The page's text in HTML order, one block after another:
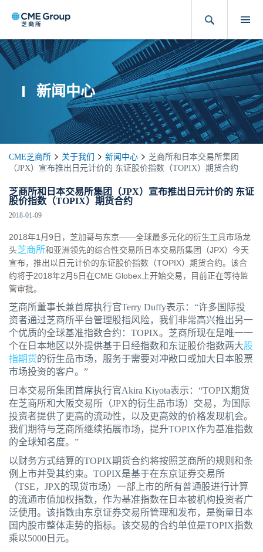
新闻中心
CME芝商所 关于我们 新闻中心
芝商所和日本交易所集团
（JPX）宣布推出日元计价的 东证股价指数（TOPIX）期货合约
芝商所和日本交易所集团（JPX）宣布推出日元计价的 东证
股价指数（TOPIX）期货合约
2018-01-09
2018年1月9日，芝加哥与东京——全球最多元化的衍生工具市场龙
头芝商所和亚洲领先的综合性交易所日本交易所集团（JPX）今天
宣布，推出以日元计价的东证股价指数（TOPIX）期货合约。该合
约将于2018年2月5日在CME Globex上开始交易，目前正在等待监
管审批。
芝商所董事长兼首席执行官Terry Duffy表示：“许多国际投
资者通过芝商所平台管理股指风险，我们非常高兴推出另一
个优质的全球基准指数合约：TOPIX。芝商所现在是唯一一
个在日本地区以外提供基于日经指数和东证股价指数两大股
指期货的衍生品市场，服务于需要对冲敞口或加大日本股票
市场投资的客户。”
日本交易所集团首席执行官Akira Kiyota表示：“TOPIX期货
在芝商所和大阪交易所（JPX的衍生品市场）交易，为国际
投资者提供了更高的流动性，以及更高效的价格发现机会。
我们期待与芝商所继续拓展市场，提升TOPIX作为基准指数
的全球知名度。”
以财务方式结算的TOPIX期货合约将按照芝商所的规则和条
例上市并受其约束。TOPIX是基于在东京证券交易所
（TSE，JPX的现货市场）一部上市的所有普通股进行计算
的流通市值加权指数，作为基准指数在日本被机构投资者广
泛使用。该指数由东京证券交易所管理和发布，是衡量日本
国内股市整体走势的指标。该交易的合约单位是TOPIX指数
乘以5000日元。